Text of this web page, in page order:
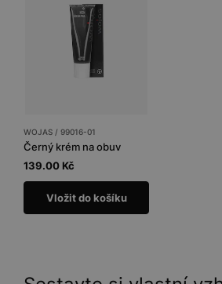
WOJAS / 99016-01
Černý krém na obuv
139.00 Kč
Vložit do košíku